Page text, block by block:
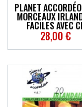
PLANET
MORCEAUX
FACILES AVEC
28,00 €